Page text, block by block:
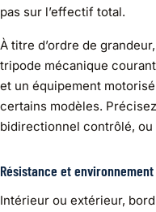
pas sur l’effectif total.
À titre d’ordre de
tripode mécanique
et un équipement
certains modèles.
bidirectionnel contrôlé,
Résistance et environnement
Intérieur ou extérieur,